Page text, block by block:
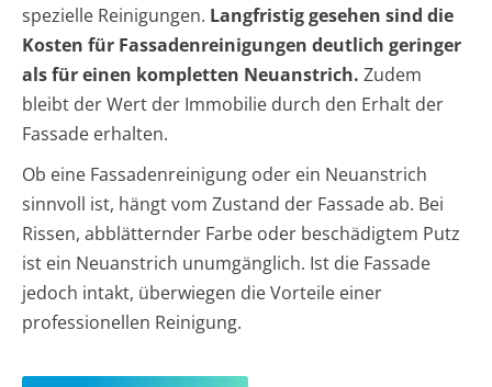
spezielle Reinigungen. Langfristig gesehen sind die
Kosten für Fassadenreinigungen deutlich geringer
als für einen kompletten Neuanstrich. Zudem
bleibt der Wert der Immobilie durch den Erhalt der
Fassade erhalten.
Ob eine Fassadenreinigung oder ein Neuanstrich
sinnvoll ist, hängt vom Zustand der Fassade ab. Bei
Rissen, abblätternder Farbe oder beschädigtem Putz
ist ein Neuanstrich unumgänglich. Ist die Fassade
jedoch intakt, überwiegen die Vorteile einer
professionellen Reinigung.